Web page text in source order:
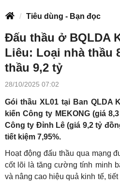
Tiêu dùng - Bạn đọc
Đấu thầu ở BQLDA
Liêu: Loại nhà thầu
thầu 9,2 tỷ
28/10/2025 07:02
Gói thầu XL01 tại Ban QLDA
kiến Công ty MEKONG (giá
Công ty Đỉnh Lê (giá 9,2 tỷ
tiết kiệm 7,95%.
Hoạt động đấu thầu qua mạng
cốt lõi là tăng cường tính minh
và nâng cao hiệu quả kinh tế,